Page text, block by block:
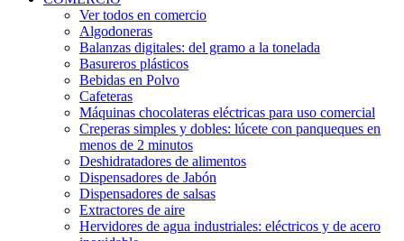
Ver todos en comercio
Algodoneras
Balanzas digitales: del gramo a la tonelada
Basureros plásticos
Bebidas en Polvo
Cafeteras
Máquinas chocolateras eléctricas para uso comercial
Creperas simples y dobles: lúcete con panqueques en
menos de 2 minutos
Deshidratadores de alimentos
Dispensadores de Jabón
Dispensadores de salsas
Extractores de aire
Hervidores de agua industriales: eléctricos y de acero